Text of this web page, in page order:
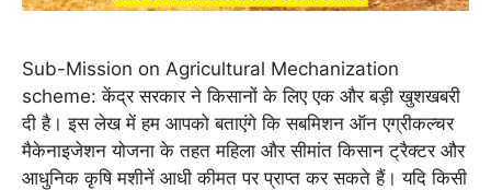
Sub-Mission on Agricultural Mechanization
scheme: केंद्र सरकार ने किसानों के लिए एक और बड़ी खुशखबरी
दी है। इस लेख में हम आपको बताएंगे कि सबमिशन ऑन एग्रीकल्चर
मैकेनाइजेशन योजना के तहत महिला और सीमांत किसान ट्रैक्टर और
आधुनिक कृषि मशीनें आधी कीमत पर प्राप्त कर सकते हैं। यदि किसी